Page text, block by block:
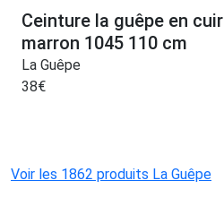
Ceinture la guêpe en cuir
marron 1045 110 cm
La Guêpe
38€
Voir les 1862 produits La Guêpe